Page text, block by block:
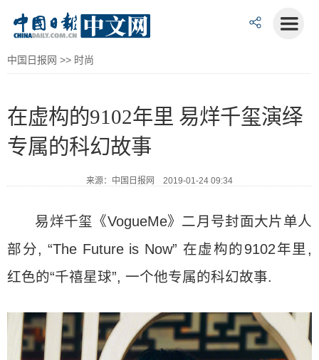
中国日报网 >> 时尚
在虚构的9102年里 易烊千玺演绎
专属的科幻故事
来源：中国日报网 2019-01-24 09:34
易烊千玺《VogueMe》二月号封面大片单人
部分, “The Future is Now” 在虚构的9102年里,
红色的“千禧星球”, 一个他专属的科幻故事.